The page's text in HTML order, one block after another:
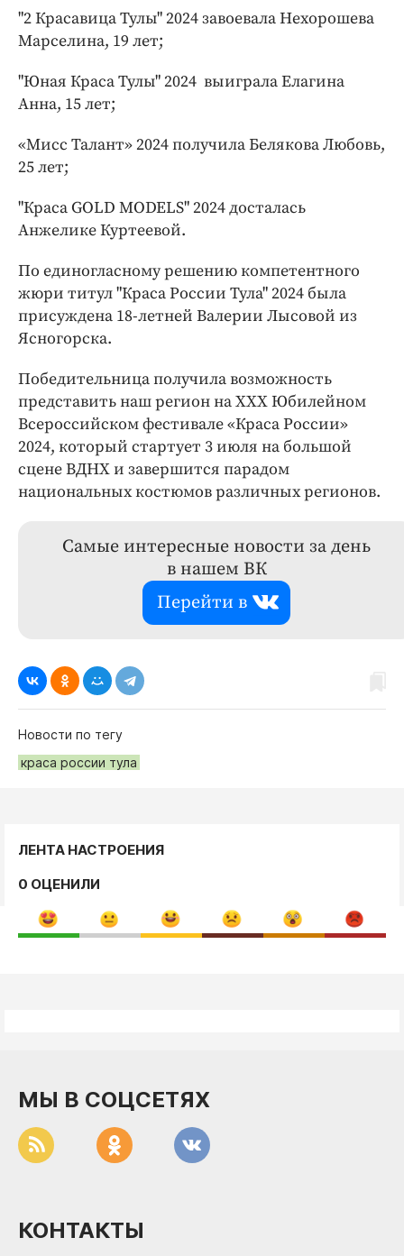
"2 Красавица Тулы" 2024 завоевала Нехорошева
Марселина, 19 лет;
"Юная Краса Тулы" 2024 выиграла Елагина
Анна, 15 лет;
«Мисс Талант» 2024 получила Белякова Любовь,
25 лет;
"Краса GOLD MODELS" 2024 досталась
Анжелике Куртеевой.
По единогласному решению компетентного
жюри титул "Краса России Тула" 2024 была
присуждена 18-летней Валерии Лысовой из
Ясногорска.
Победительница получила возможность
представить наш регион на XXX Юбилейном
Всероссийском фестивале «Краса России»
2024, который стартует 3 июля на большой
сцене ВДНХ и завершится парадом
национальных костюмов различных регионов.
Самые интересные новости за день
в нашем ВК
Перейти в
Новости по тегу
краса россии тула
ЛЕНТА НАСТРОЕНИЯ
0 ОЦЕНИЛИ
МЫ В СОЦСЕТЯХ
КОНТАКТЫ